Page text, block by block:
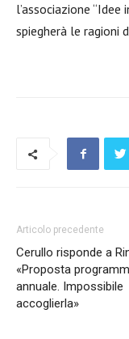
l’associazione
spiegherà le ragioni
Articolo precedente
Cerullo risponde a
«Proposta
annuale. Impossibile
accoglierla»